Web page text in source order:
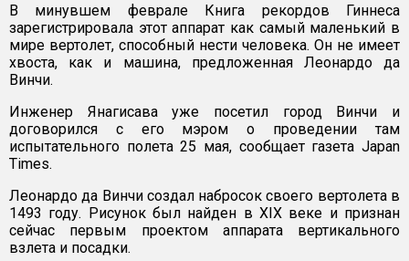
В минувшем феврале Книга рекордов Гиннеса
зарегистрировала этот аппарат как самый маленький в
мире вертолет, способный нести человека. Он не имеет
хвоста, как и машина, предложенная Леонардо да
Винчи.
Инженер Янагисава уже посетил город Винчи и
договорился с его мэром о проведении там
испытательного полета 25 мая, сообщает газета Japan
Times.
Леонардо да Винчи создал набросок своего вертолета в
1493 году. Рисунок был найден в XIX веке и признан
сейчас первым проектом аппарата вертикального
взлета и посадки.